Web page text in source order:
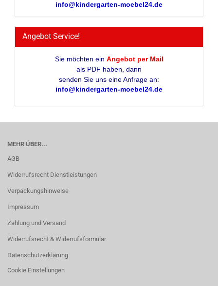
info@kindergarten-moebel24.de
Angebot Service!
Sie möchten ein Angebot per Mail
als PDF haben, dann
senden Sie uns eine Anfrage an:
info@kindergarten-moebel24.de
MEHR ÜBER...
AGB
Widerrufsrecht Dienstleistungen
Verpackungshinweise
Impressum
Zahlung und Versand
Widerrufsrecht & Widerrufsformular
Datenschutzerklärung
Cookie Einstellungen